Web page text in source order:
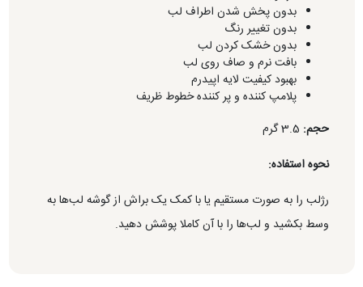
بدون پخش شدن اطراف لب
بدون تغییر رنگ
بدون خشک کردن لب
بافت نرم و صاف روی لب
بهبود کیفیت لایه اپیدرم
پلامپ کننده و پر کننده خطوط ظریف
حجم: 3.5 گرم
نحوه استفاده:
رژلب را به صورت مستقیم یا با کمک یک براش از گوشه لب‌ها به
وسط بکشید و لب‌ها را با آن کاملا پوشش دهید.